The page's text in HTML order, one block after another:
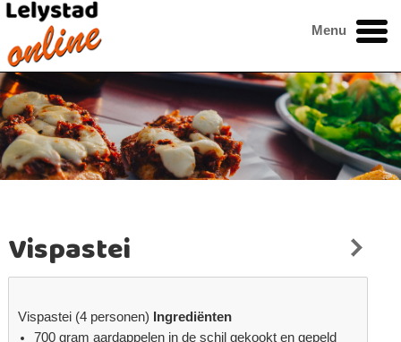
Menu
Vispastei
Vispastei (4 personen)
Ingrediënten
700 gram aardappelen in de schil gekookt en gepeld